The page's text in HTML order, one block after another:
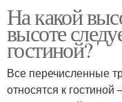
На какой
высоте
гостиной?
Все перечисленные
относятся к